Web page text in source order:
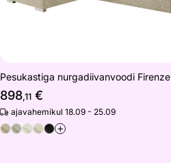
Pesukastiga nurgadiivanvoodi Firenze
898,11 €
ajavahemikul 18.09 - 25.09
+